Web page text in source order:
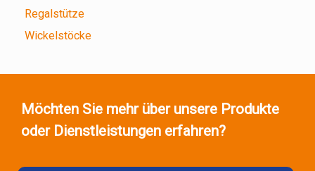
Regalstütze
Wickelstöcke
Möchten Sie mehr über unsere Produkte
oder Dienstleistungen erfahren?